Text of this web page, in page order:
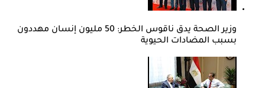
وزير الصحة يدق ناقوس الخطر: 50 مليون إنسان مهددون
بسبب المضادات الحيوية